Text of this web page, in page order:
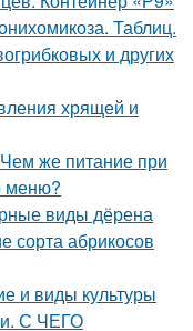
Таблиц.
и других
хрящей и
же питание при
меню?
виды дёрена
сорта абрикосов
и виды культуры
С ЧЕГО